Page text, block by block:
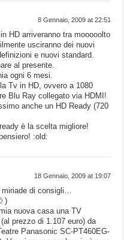
8 Gennaio, 2009 at 22:51
HD arriveranno tra mooooolto
usciranno dei nuovi
e nuovi standard.
al presente.
ogni 6 mesi.
Tv in HD, ovvero a 1080
Blu Ray collegato via HDMI!
anche un HD Ready (720
è la scelta migliore!
:old:
18 Gennaio, 2009 at 19:07
miriade di consigli…
)
nuova casa una TV
prezzo di 1.107 euro) da
Panasonic SC-PT460EG-